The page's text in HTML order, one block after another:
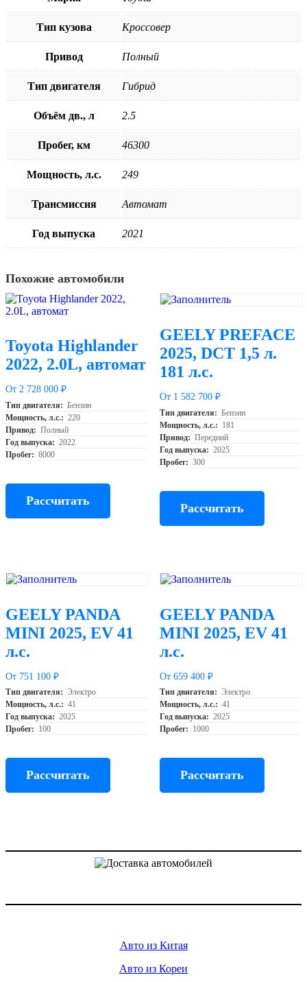
Тип кузова Кроссовер
Привод Полный
Тип двигателя Гибрид
Объём дв., л 2.5
Пробег, км 46300
Мощность, л.с. 249
Трансмиссия Автомат
Год выпуска 2021
Похожие автомобили
Toyota Highlander
2022, 2.0L, автомат
От 2 728 000 ₽
Тип двигателя: Бензин
Мощность, л.с.: 220
Привод: Полный
Год выпуска: 2022
Пробег: 8000
Рассчитать
GEELY PREFACE
2025, DCT 1,5 л.
181 л.с.
От 1 582 700 ₽
Тип двигателя: Бензин
Мощность, л.с.: 181
Привод: Передний
Год выпуска: 2025
Пробег: 300
Рассчитать
GEELY PANDA
MINI 2025, EV 41
л.с.
От 751 100 ₽
Тип двигателя: Электро
Мощность, л.с.: 41
Год выпуска: 2025
Пробег: 100
Рассчитать
GEELY PANDA
MINI 2025, EV 41
л.с.
От 659 400 ₽
Тип двигателя: Электро
Мощность, л.с.: 41
Год выпуска: 2025
Пробег: 1000
Рассчитать
Авто из Китая
Авто из Кореи